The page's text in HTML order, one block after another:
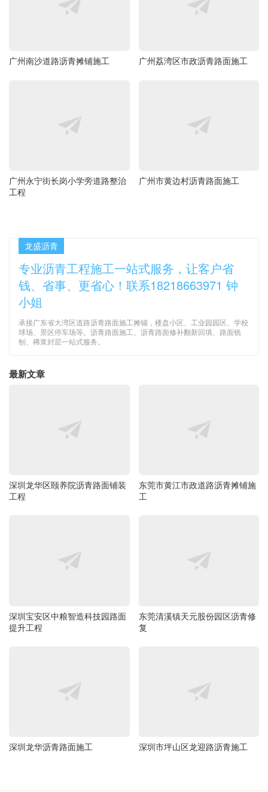
广州南沙道路沥青摊铺施工 广州荔湾区市政沥青路面施工
广州永宁街长岗小学旁道路整治
工程
广州市黄边村沥青路面施工
龙盛沥青
专业沥青工程施工一站式服务，让客户省
钱、省事、更省心！联系18218663971 钟
小姐
承接广东省大湾区道路沥青路面施工摊铺，楼盘小区、工业园园区、学校
球场、景区停车场等。沥青路面施工、沥青路面修补翻新回填、路面铣
刨、稀浆封层一站式服务。
最新文章
深圳龙华区颐养院沥青路面铺装
工程
东莞市黄江市政道路沥青摊铺施
工
深圳宝安区中粮智造科技园路面
提升工程
东莞清溪镇天元股份园区沥青修
复
深圳龙华沥青路面施工 深圳市坪山区龙迎路沥青施工